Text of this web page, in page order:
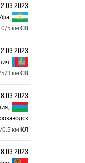
5 км СВ
3 км СВ
,
км КЛ